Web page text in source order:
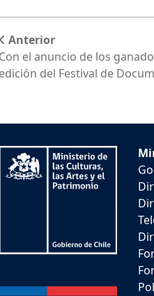
Anterior
Con el anuncio de los
edición del Festival de